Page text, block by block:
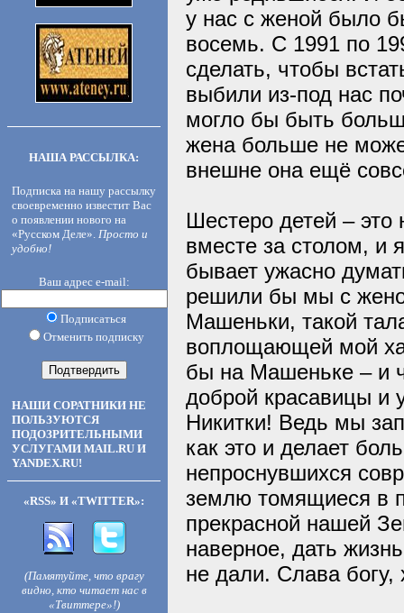
НАША РАССЫЛКА:
Подписка на нашу рассылку
своевременно известит Вас
о появлении нового на
«Русском Деле». Просто и
удобно!
Ваш адрес e-mail:
Подписаться
Отменить подписку
НАШИ СОРАТНИКИ НЕ
ПОЛЬЗУЮТСЯ
ПОДОЗРИТЕЛЬНЫМИ
УСЛУГАМИ MAIL.RU И
YANDEX.RU!
«RSS» И «TWITTER»:
(Памятуйте, что врагу
видно, кто читает нас в
«Твиттере»!)
у нас с женой было
восемь. С 1991 по
сделать, чтобы
выбили из-под нас
могло бы быть
жена больше не
внешне она ещё
Шестеро детей –
вместе за столом, и
бывает ужасно
решили бы мы с
Машеньки, такой
воплощающей мой
бы на Машеньке – и
доброй красавицы
Никитки! Ведь мы
как это и делает
непроснувшихся
землю томящиеся в
прекрасной нашей
наверное, дать
не дали. Слава богу,